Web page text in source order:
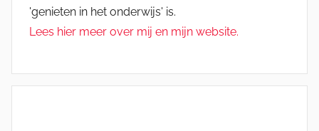
'genieten in het onderwijs' is.
Lees hier meer over mij en mijn website.